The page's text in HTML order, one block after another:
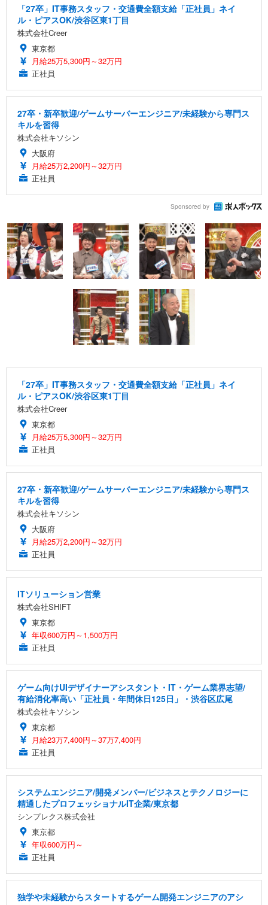
「27卒」IT事務スタッフ・交通費全額支給「正社員」ネイ
ル・ピアスOK/渋谷区東1丁目
株式会社Creer
東京都
月給25万5,300円～32万円
正社員
27卒・新卒歓迎/ゲームサーバーエンジニア/未経験から専門ス
キルを習得
株式会社キソシン
大阪府
月給25万2,200円～32万円
正社員
Sponsored by
「27卒」IT事務スタッフ・交通費全額支給「正社員」ネイ
ル・ピアスOK/渋谷区東1丁目
株式会社Creer
東京都
月給25万5,300円～32万円
正社員
27卒・新卒歓迎/ゲームサーバーエンジニア/未経験から専門ス
キルを習得
株式会社キソシン
大阪府
月給25万2,200円～32万円
正社員
ITソリューション営業
株式会社SHIFT
東京都
年収600万円～1,500万円
正社員
ゲーム向けUIデザイナーアシスタント・IT・ゲーム業界志望/
有給消化率高い「正社員・年間休日125日」・渋谷区広尾
株式会社キソシン
東京都
月給23万7,400円～37万7,400円
正社員
システムエンジニア/開発メンバー/ビジネスとテクノロジーに
精通したプロフェッショナルIT企業/東京都
シンプレクス株式会社
東京都
年収600万円～
正社員
独学や未経験からスタートするゲーム開発エンジニアのアシ